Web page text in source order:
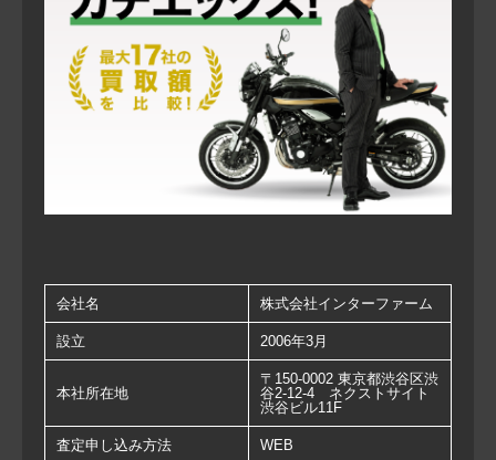
会社名 株式会社インターファーム
設立 2006年3月
本社所在地
〒150-0002 東京都渋谷区渋
谷2-12-4 ネクストサイト
渋谷ビル11F
査定申し込み方法 WEB